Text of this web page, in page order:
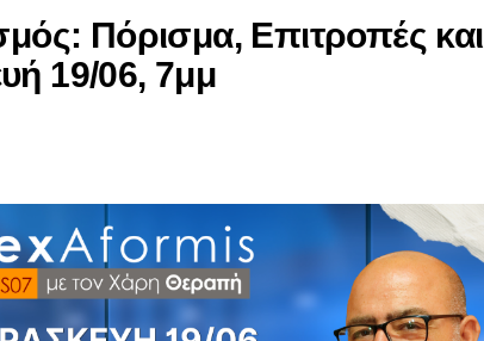
Πόρισμα, Επιτροπές και
19/06, 7μμ